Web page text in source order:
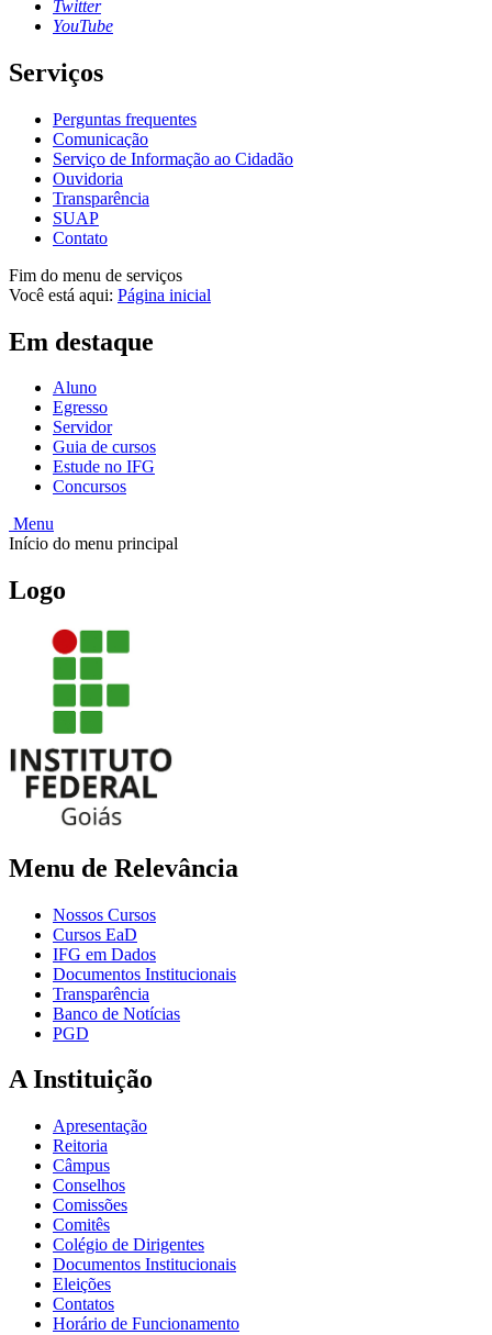
Twitter
YouTube
Serviços
Perguntas frequentes
Comunicação
Serviço de Informação ao Cidadão
Ouvidoria
Transparência
SUAP
Contato
Fim do menu de serviços
Você está aqui: Página inicial
Em destaque
Aluno
Egresso
Servidor
Guia de cursos
Estude no IFG
Concursos
Menu
Início do menu principal
Logo
Menu de Relevância
Nossos Cursos
Cursos EaD
IFG em Dados
Documentos Institucionais
Transparência
Banco de Notícias
PGD
A Instituição
Apresentação
Reitoria
Câmpus
Conselhos
Comissões
Comitês
Colégio de Dirigentes
Documentos Institucionais
Eleições
Contatos
Horário de Funcionamento